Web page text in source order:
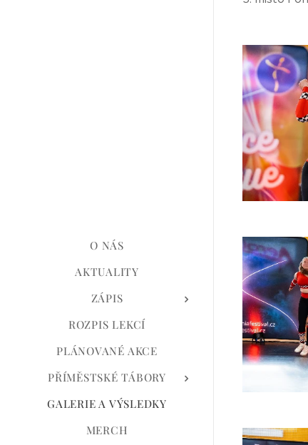
O NÁS
AKTUALITY
ZÁPIS
ROZPIS LEKCÍ
PLÁNOVANÉ AKCE
PŘÍMĚSTSKÉ TÁBORY
GALERIE A VÝSLEDKY
MERCH